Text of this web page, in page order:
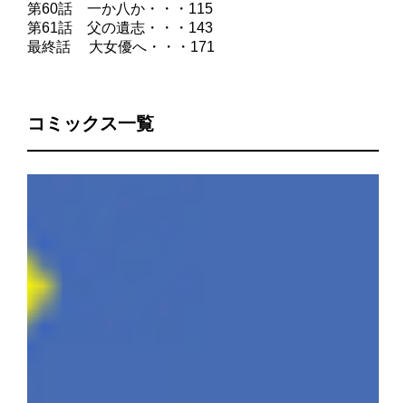
第60話 一か八か・・・115
第61話 父の遺志・・・143
最終話 大女優へ・・・171
コミックス一覧